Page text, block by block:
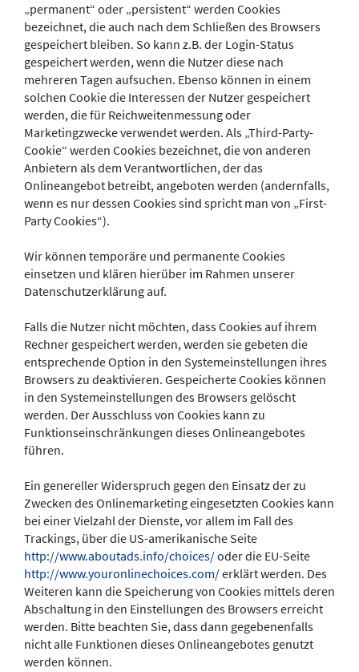
„permanent“ oder „persistent“ werden Cookies
bezeichnet, die auch nach dem Schließen des Browsers
gespeichert bleiben. So kann z.B. der Login-Status
gespeichert werden, wenn die Nutzer diese nach
mehreren Tagen aufsuchen. Ebenso können in einem
solchen Cookie die Interessen der Nutzer gespeichert
werden, die für Reichweitenmessung oder
Marketingzwecke verwendet werden. Als „Third-Party-
Cookie“ werden Cookies bezeichnet, die von anderen
Anbietern als dem Verantwortlichen, der das
Onlineangebot betreibt, angeboten werden (andernfalls,
wenn es nur dessen Cookies sind spricht man von „First-
Party Cookies“).
Wir können temporäre und permanente Cookies
einsetzen und klären hierüber im Rahmen unserer
Datenschutzerklärung auf.
Falls die Nutzer nicht möchten, dass Cookies auf ihrem
Rechner gespeichert werden, werden sie gebeten die
entsprechende Option in den Systemeinstellungen ihres
Browsers zu deaktivieren. Gespeicherte Cookies können
in den Systemeinstellungen des Browsers gelöscht
werden. Der Ausschluss von Cookies kann zu
Funktionseinschränkungen dieses Onlineangebotes
führen.
Ein genereller Widerspruch gegen den Einsatz der zu
Zwecken des Onlinemarketing eingesetzten Cookies kann
bei einer Vielzahl der Dienste, vor allem im Fall des
Trackings, über die US-amerikanische Seite
http://www.aboutads.info/choices/oder die EU-Seite
http://www.youronlinechoices.com/erklärt werden. Des
Weiteren kann die Speicherung von Cookies mittels deren
Abschaltung in den Einstellungen des Browsers erreicht
werden. Bitte beachten Sie, dass dann gegebenenfalls
nicht alle Funktionen dieses Onlineangebotes genutzt
werden können.